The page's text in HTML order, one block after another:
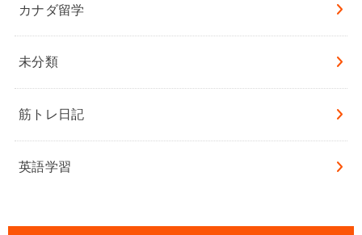
カナダ留学
未分類
筋トレ日記
英語学習